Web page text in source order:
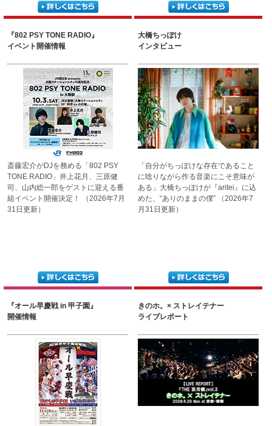
『802 PSY TONE RADIO』
イベント開催情報
斎藤宏介がDJを務める 「802 PSY
TONE RADIO」井上花月、三原健
司、山内総一郎をゲストに迎える番
組イベント 開催決定！
（2026年7月
31日更新）
大橋ちっぽけ
インタビュー
「自分がちっぽけな存在であること
に唸りながら作る音楽にこそ意味が
ある」 大橋ちっぽけが『aritei』に込
めた、“ありのままの僕”
（2026年7
月31日更新）
『オール早慶戦 in 甲子園』
開催情報
きのホ。× ストレイテナー
ライブレポート